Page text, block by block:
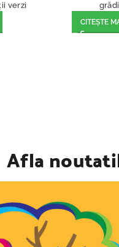
verzi
CITEȘTE
Afla